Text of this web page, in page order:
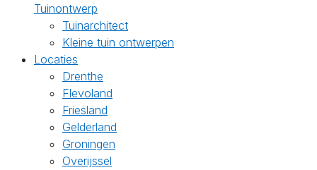
Tuinontwerp
Tuinarchitect
Kleine tuin ontwerpen
Locaties
Drenthe
Flevoland
Friesland
Gelderland
Groningen
Overijssel